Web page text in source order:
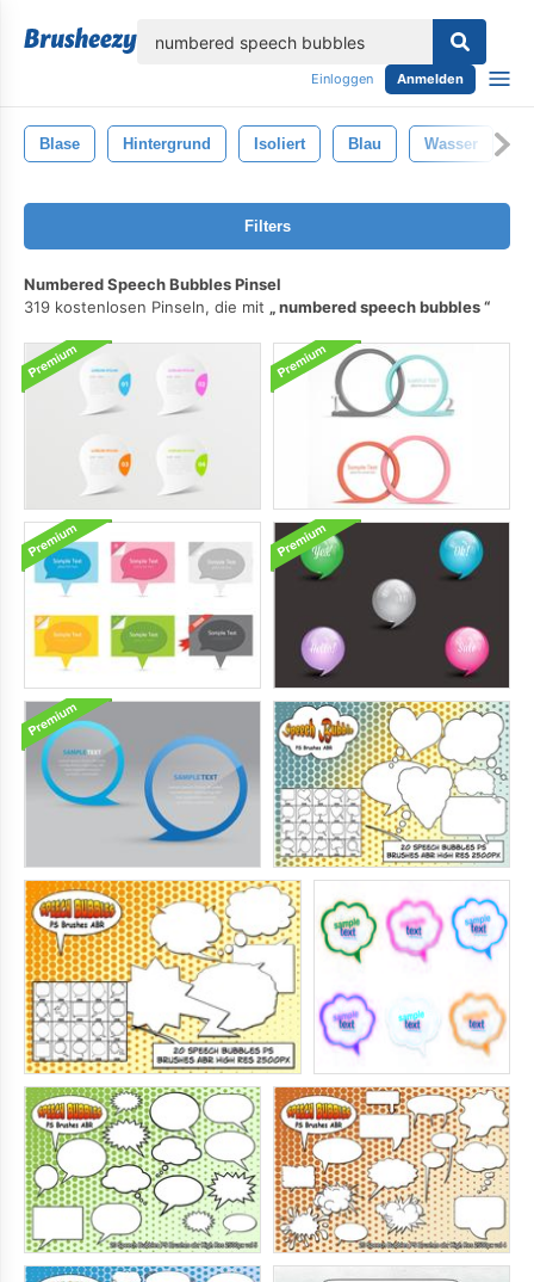
Einloggen Anmelden
Blase Hintergrund Isoliert Blau Wasser
Filters
Numbered Speech Bubbles Pinsel
319 kostenlosen Pinseln, die mit
numbered speech bubbles